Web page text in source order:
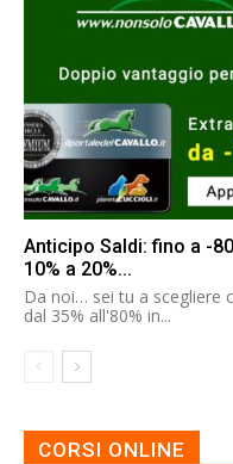
Anticipo Saldi: fino a -
10% a 20%...
Da noi… sei tu a scegliere
dal 35% all'80% in...
CORSI ONLINE